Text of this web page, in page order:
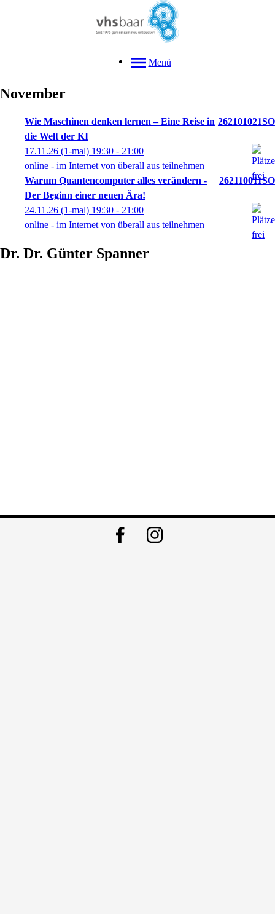
Menü
November
Wie Maschinen denken lernen – Eine Reise in
die Welt der KI
262101021SO
17.11.26 (1-mal) 19:30 - 21:00
online - im Internet von überall aus teilnehmen
Warum Quantencomputer alles verändern -
Der Beginn einer neuen Ära!
262110011SO
24.11.26 (1-mal) 19:30 - 21:00
online - im Internet von überall aus teilnehmen
Dr. Dr. Günter Spanner